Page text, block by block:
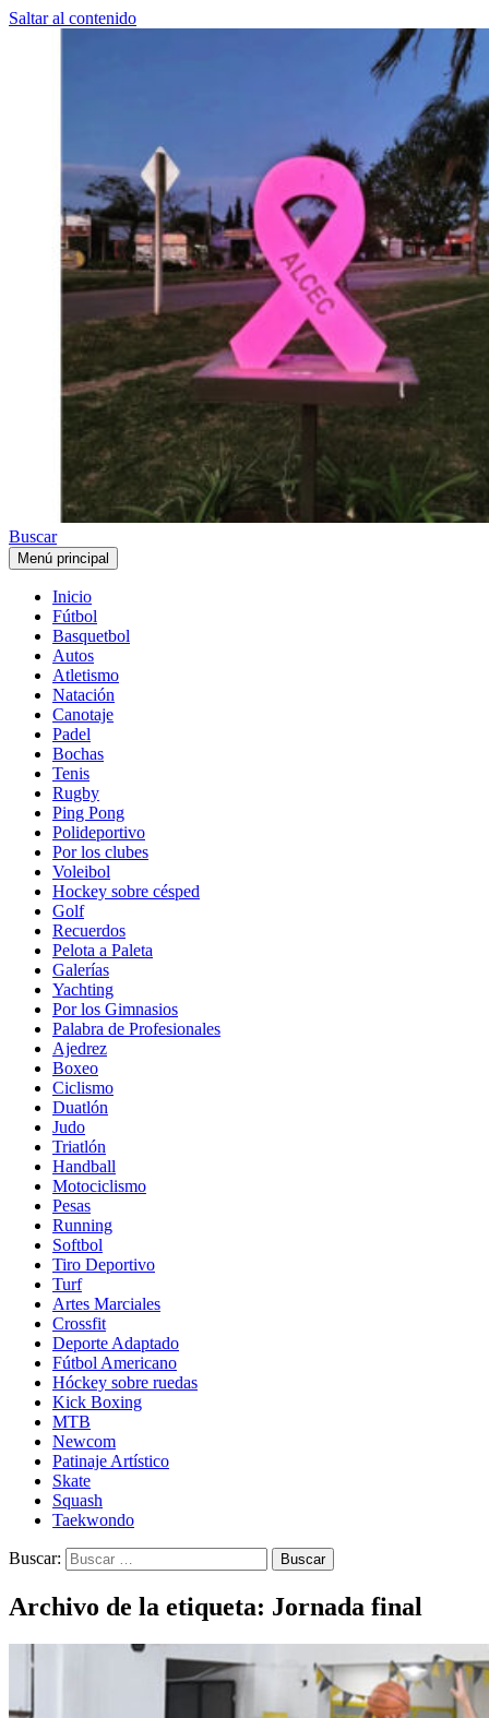
Saltar al contenido
Buscar
Menú principal
Inicio
Fútbol
Basquetbol
Autos
Atletismo
Natación
Canotaje
Padel
Bochas
Tenis
Rugby
Ping Pong
Polideportivo
Por los clubes
Voleibol
Hockey sobre césped
Golf
Recuerdos
Pelota a Paleta
Galerías
Yachting
Por los Gimnasios
Palabra de Profesionales
Ajedrez
Boxeo
Ciclismo
Duatlón
Judo
Triatlón
Handball
Motociclismo
Pesas
Running
Softbol
Tiro Deportivo
Turf
Artes Marciales
Crossfit
Deporte Adaptado
Fútbol Americano
Hóckey sobre ruedas
Kick Boxing
MTB
Newcom
Patinaje Artístico
Skate
Squash
Taekwondo
Buscar:
Archivo de la etiqueta: Jornada final